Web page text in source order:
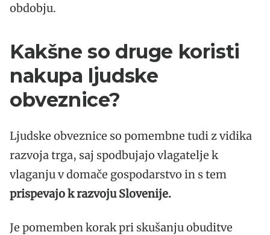
obdobju.
Kakšne so druge koristi
nakupa ljudske
obveznice?
Ljudske obveznice so pomembne tudi z vidika
razvoja trga, saj spodbujajo vlagatelje k
vlaganju v domače gospodarstvo in s tem
prispevajo k razvoju Slovenije.
Je pomemben korak pri skušanju obuditve